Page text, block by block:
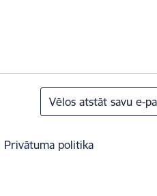
Vēlos atstāt savu e-
Privātuma politika